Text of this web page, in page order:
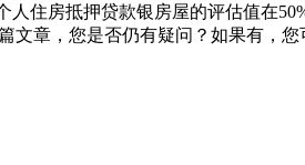
房抵押贷款银房屋的评估值在
章，您是否仍有疑问？如果有，